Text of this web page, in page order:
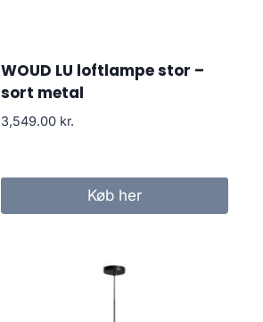
WOUD LU loftlampe stor –
sort metal
3,549.00 kr.
Køb her